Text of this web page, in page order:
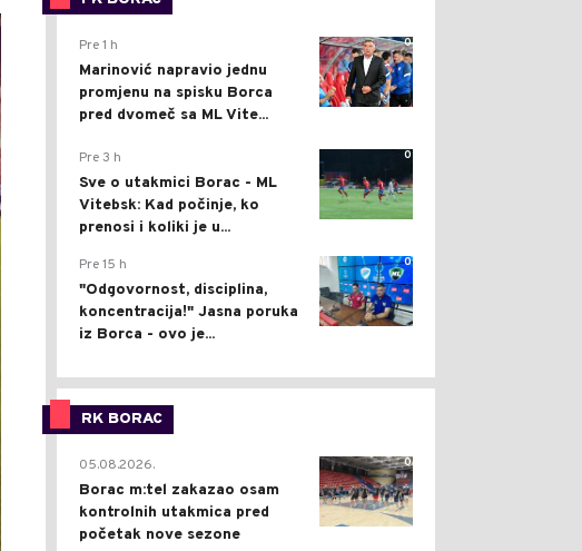
0
Pre 1 h
Marinović napravio jednu
promjenu na spisku Borca
pred dvomeč sa ML Vite...
0
Pre 3 h
Sve o utakmici Borac - ML
Vitebsk: Kad počinje, ko
prenosi i koliki je u...
0
Pre 15 h
"Odgovornost, disciplina,
koncentracija!" Jasna poruka
iz Borca - ovo je...
RK BORAC
0
05.08.2026.
Borac m:tel zakazao osam
kontrolnih utakmica pred
početak nove sezone